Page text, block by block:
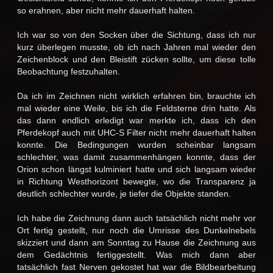
so erahnen, aber nicht mehr dauerhaft halten.
Ich war so von den Socken über die Sichtung, dass ich nur
kurz überlegen musste, ob ich nach Jahren mal wieder den
Zeichenblock und den Bleistift zücken sollte, um diese tolle
Beobachtung festzuhalten.
Da ich im Zeichnen nicht wirklich erfahren bin, brauchte ich
mal wieder eine Weile, bis ich die Feldsterne drin hatte. Als
das dann endlich erledigt war merkte ich, dass ich den
Pferdekopf auch mit UHC-S Filter nicht mehr dauerhaft halten
konnte. Die Bedingungen wurden scheinbar langsam
schlechter, was damit zusammenhängen konnte, dass der
Orion schon längst kulminiert hatte und sich langsam wieder
in Richtung Westhorizont bewegte, wo die Transparenz ja
deutlich schlechter wurde, je tiefer die Objekte standen.
Ich habe die Zeichnung dann auch tatsächlich nicht mehr vor
Ort fertig gestellt, nur noch die Umrisse des Dunkelnebels
skizziert und dann am Sonntag zu Hause die Zeichnung aus
dem Gedächtnis fertiggestellt. Was mich dann aber
tatsächlich fast Nerven gekostet hat war die Bildbearbeitung